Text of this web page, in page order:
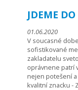
JDEME
01.06.2020
V soucasné
sofistikované
zakladatelu
oprávnene patrí
nejen potešení
kvalitní znacku -